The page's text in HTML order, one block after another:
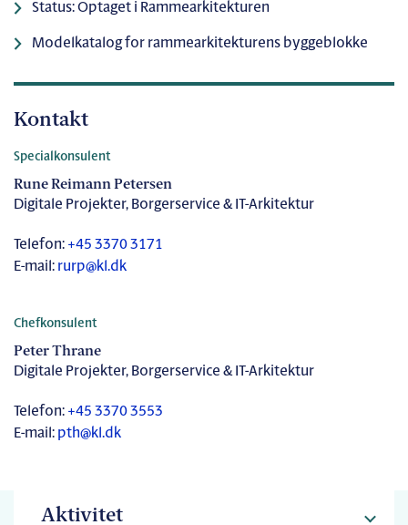
Status: Optaget i Rammearkitekturen
Modelkatalog for rammearkitekturens byggeblokke
Kontakt
Specialkonsulent
Rune Reimann Petersen
Digitale Projekter, Borgerservice & IT-Arkitektur
Telefon: +45 3370 3171
E-mail: rurp@kl.dk
Chefkonsulent
Peter Thrane
Digitale Projekter, Borgerservice & IT-Arkitektur
Telefon: +45 3370 3553
E-mail: pth@kl.dk
Aktivitet